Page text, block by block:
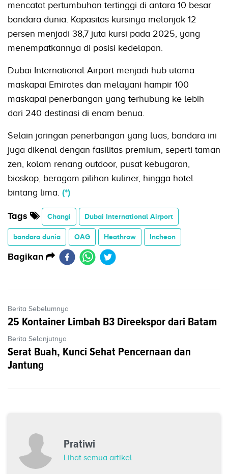
mencatat pertumbuhan tertinggi di antara 10 besar
bandara dunia. Kapasitas kursinya melonjak 12
persen menjadi 38,7 juta kursi pada 2025, yang
menempatkannya di posisi kedelapan.
Dubai International Airport menjadi hub utama
maskapai Emirates dan melayani hampir 100
maskapai penerbangan yang terhubung ke lebih
dari 240 destinasi di enam benua.
Selain jaringan penerbangan yang luas, bandara ini
juga dikenal dengan fasilitas premium, seperti taman
zen, kolam renang outdoor, pusat kebugaran,
bioskop, beragam pilihan kuliner, hingga hotel
bintang lima. (*)
Tags Changi Dubai International Airport
bandara dunia OAG Heathrow Incheon
Bagikan
Berita Sebelumnya
25 Kontainer Limbah B3 Direekspor dari Batam
Berita Selanjutnya
Serat Buah, Kunci Sehat Pencernaan dan
Jantung
Pratiwi
Lihat semua artikel